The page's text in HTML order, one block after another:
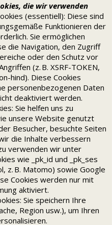
die wir verwenden
(essentiell): Diese sind
Funktionieren der
Sie ermöglichen
die Navigation, den Zugriff
oder den Schutz vor
(z. B. XSRF-TOKEN,
hind). Diese Cookies
personenbezogenen Daten
deaktiviert werden.
Sie helfen uns zu
unsere Website genutzt
Besucher, besuchte Seiten
die Inhalte verbessern
verwenden wir unter
wie _pk_id und _pk_ses
z. B. Matomo) sowie Google
Cookies werden nur mit
aktiviert.
Sie speichern Ihre
Region usw.), um Ihren